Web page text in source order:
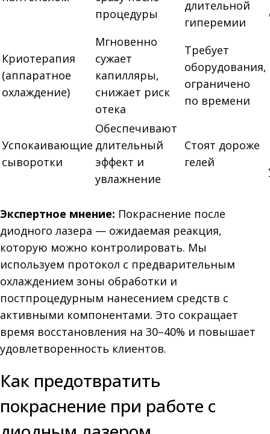
процедуры
длительной
гиперемии
Криотерапия
(аппаратное
охлаждение)
Мгновенно
сужает
капилляры,
снижает риск
отека
Требует
оборудования,
ограничено
по времени
Успокаивающие
сыворотки
Обеспечивают
длительный
эффект и
увлажнение
Стоят дороже
гелей
Экспертное мнение: Покраснение после
диодного лазера — ожидаемая реакция,
которую можно контролировать. Мы
используем протокол с предварительным
охлаждением зоны обработки и
постпроцедурным нанесением средств с
активными компонентами. Это сокращает
время восстановления на 30–40% и повышает
удовлетворенность клиентов.
Как предотвратить
покраснение при работе с